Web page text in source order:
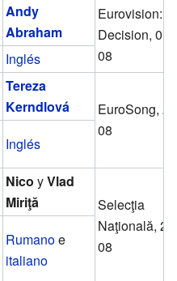
Andy
Abraham
Eurovision:
Decision,
08
Inglés
Tereza
Kerndlová
EuroSong,
08
Inglés
Nico yVlad
Miriţă
Selecţia
Naţională,
08
Rumanoe
italiano